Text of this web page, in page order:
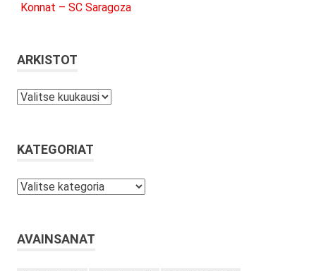
Konnat – SC Saragoza
ARKISTOT
Arkistot
KATEGORIAT
Kategoriat
AVAINSANAT